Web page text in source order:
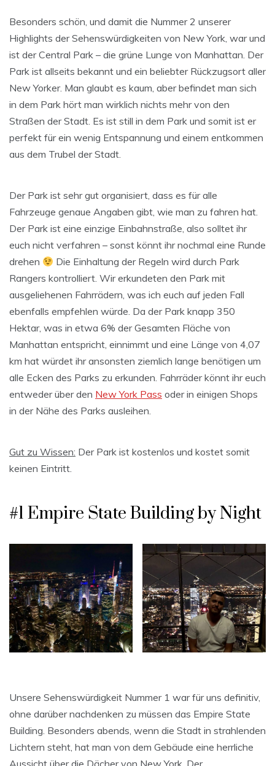
Besonders schön, und damit die Nummer 2 unserer
Highlights der Sehenswürdigkeiten von New York, war und
ist der Central Park – die grüne Lunge von Manhattan. Der
Park ist allseits bekannt und ein beliebter Rückzugsort aller
New Yorker. Man glaubt es kaum, aber befindet man sich
in dem Park hört man wirklich nichts mehr von den
Straßen der Stadt. Es ist still in dem Park und somit ist er
perfekt für ein wenig Entspannung und einem entkommen
aus dem Trubel der Stadt.
Der Park ist sehr gut organisiert, dass es für alle
Fahrzeuge genaue Angaben gibt, wie man zu fahren hat.
Der Park ist eine einzige Einbahnstraße, also solltet ihr
euch nicht verfahren – sonst könnt ihr nochmal eine Runde
drehen
Die Einhaltung der Regeln wird durch Park
Rangers kontrolliert. Wir erkundeten den Park mit
ausgeliehenen Fahrrädern, was ich euch auf jeden Fall
ebenfalls empfehlen würde. Da der Park knapp 350
Hektar, was in etwa 6% der Gesamten Fläche von
Manhattan entspricht, einnimmt und eine Länge von 4,07
km hat würdet ihr ansonsten ziemlich lange benötigen um
alle Ecken des Parks zu erkunden. Fahrräder könnt ihr euch
entweder über den New York Pass oder in einigen Shops
in der Nähe des Parks ausleihen.
Gut zu Wissen: Der Park ist kostenlos und kostet somit
keinen Eintritt.
#1 Empire State Building by Night
Unsere Sehenswürdigkeit Nummer 1 war für uns definitiv,
ohne darüber nachdenken zu müssen das Empire State
Building. Besonders abends, wenn die Stadt in strahlenden
Lichtern steht, hat man von dem Gebäude eine herrliche
Aussicht über die Dächer von New York. Der